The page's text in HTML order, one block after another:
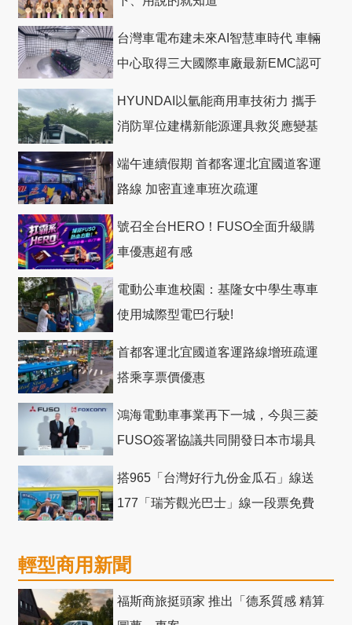
台灣車電布建未來AI智慧車時代 車輛
中心取得三大國際車廠最新EMC認可
HYUNDAI以氫能商用車技術力 攜手
消防單位建構新能源運具救災應變基
端午連續假期 首都客運北宜國道客運
路線 加密直達車班次疏運
號召全台HERO！FUSO全面升級購
車優惠超有感
電動公車進校園：基隆女中學生專車
使用城際型電巴行駛!
首都客運北宜國道客運路線增班疏運
搭乘享票價優惠
鴻海電動車事業再下一城，今與三菱
FUSO簽署協議共同開發日本市場具
搭965「台灣好行九份金瓜石」線送
177「瑞芳觀光巴士」線一段票免費
輕型商用新聞
福斯商旅挺頭家 推出「德系質感 精算